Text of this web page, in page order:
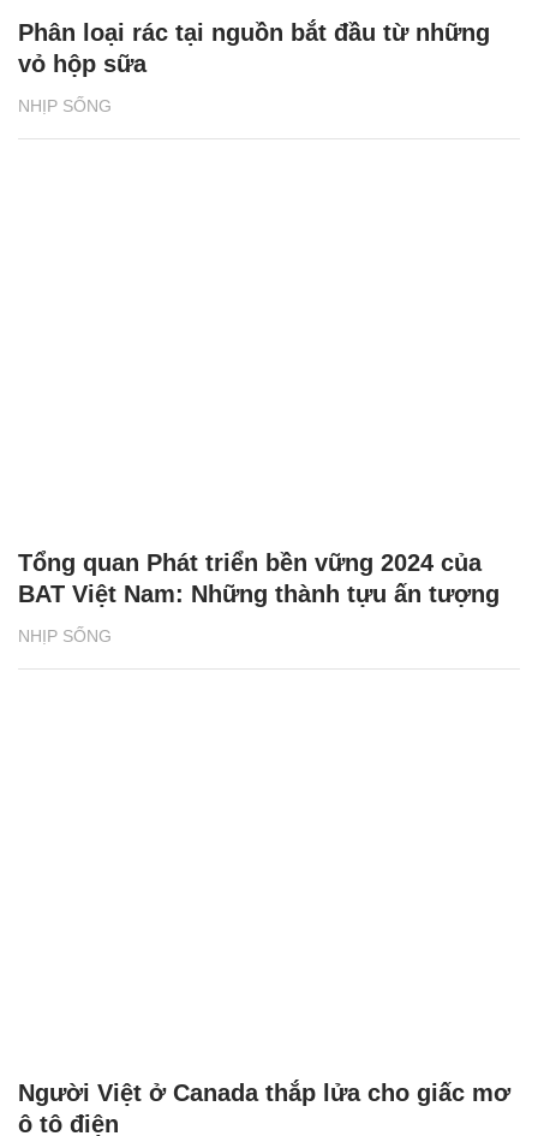
NHỊP SỐNG
Phân loại rác tại nguồn bắt đầu từ những
vỏ hộp sữa
NHỊP SỐNG
Tổng quan Phát triển bền vững 2024 của
BAT Việt Nam: Những thành tựu ấn tượng
Người Việt ở Canada thắp lửa cho giấc mơ
ô tô điện